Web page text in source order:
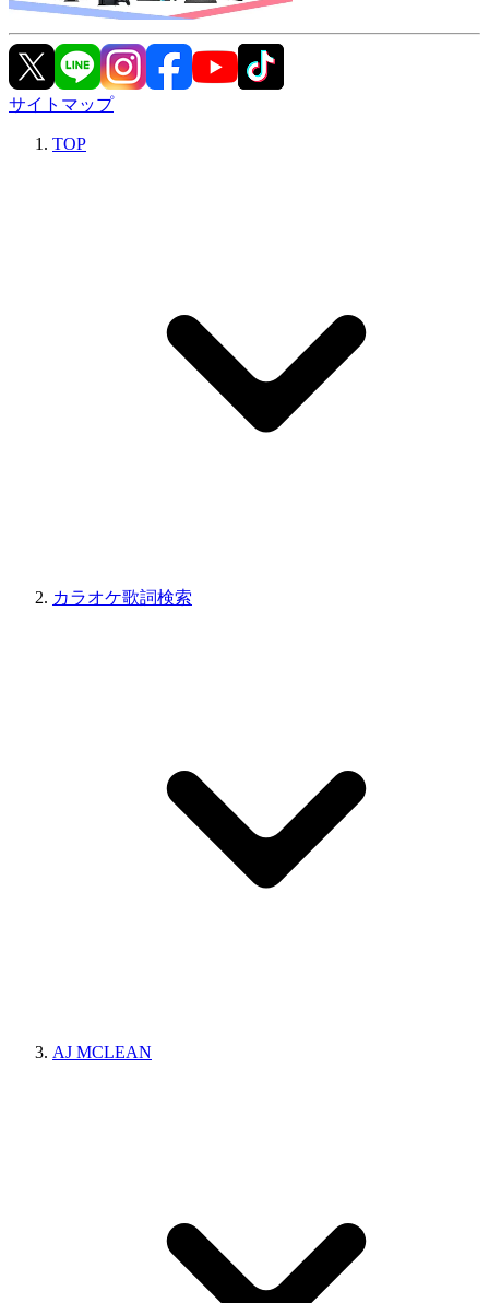
サイトマップ
TOP
カラオケ歌詞検索
AJ MCLEAN